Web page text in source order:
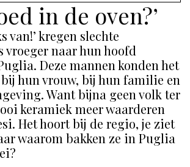
in de oven?’
van!’ kregen slechte
vroeger naar hun hoofd
Deze mannen konden het
hun vrouw, bij hun familie en
Want bijna geen volk ter
keramiek meer waarderen
Het hoort bij de regio, je ziet
waarom bakken ze in Puglia